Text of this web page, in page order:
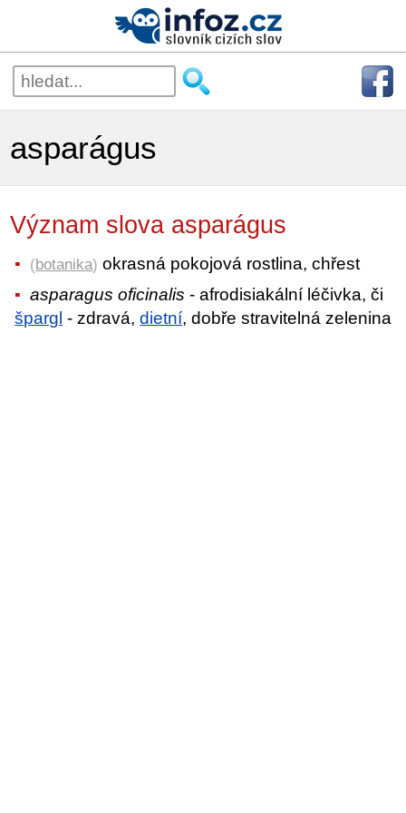
asparágus
Význam slova asparágus
(botanika) okrasná pokojová rostlina, chřest
asparagus oficinalis - afrodisiakální léčivka, či
špargl - zdravá,dietní, dobře stravitelná zelenina